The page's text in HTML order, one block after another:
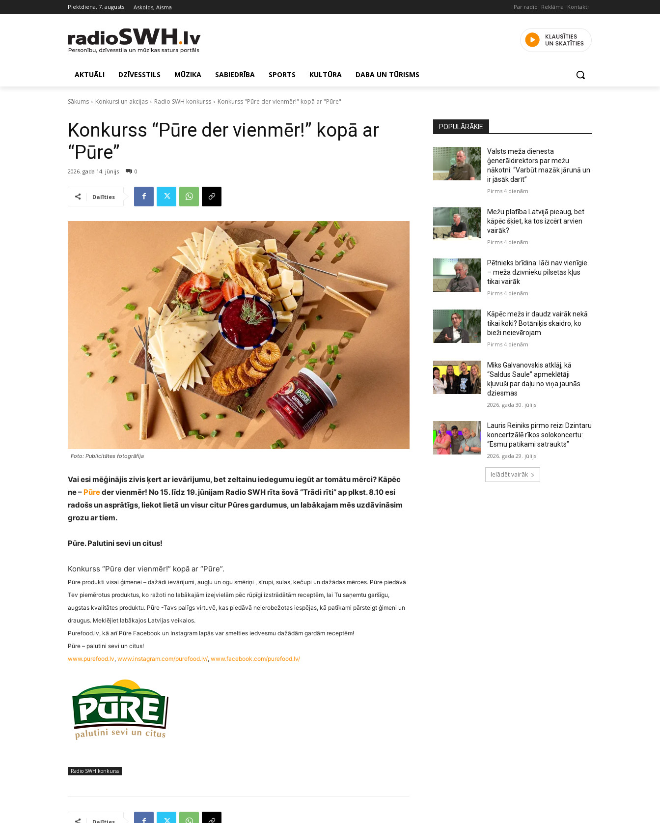
piektdiena, 7. augusts Askolds, Aisma Par radio Reklāma Kontakti
AKTUĀLI DZĪVESSTILS MŪZIKA SABIEDRĪBA SPORTS KULTŪRA DABA UN TŪRISMS
Sākums Konkursi un akcijas Radio SWH konkurss Konkurss "Pūre der vienmēr!" kopā ar "Pūre"
Konkurss “Pūre der vienmēr!” kopā ar
“Pūre”
2026. gada 14. jūnijs 0
Dalīties
Foto: Publicitātes fotogrāfija
Vai esi mēģinājis zivis ķert ar ievārījumu, bet zeltainu iedegumu iegūt ar tomātu mērci? Kāpēc
ne – Pūreder vienmēr! No 15. līdz 19. jūnijam Radio SWH rīta šovā “Trādi rīti” ap plkst. 8.10 esi
radošs un asprātīgs, liekot lietā un visur citur Pūres gardumus, un labākajam mēs uzdāvināsim
grozu ar tiem.
Pūre. Palutini sevi un citus!
Konkurss “Pūre der vienmēr!” kopā ar “Pūre”.
Pūre produkti visai ģimenei – dažādi ievārījumi, augļu un ogu smēriņi , sīrupi, sulas, kečupi un dažādas mērces. Pūre piedāvā
Tev piemērotus produktus, ko ražoti no labākajām izejvielām pēc rūpīgi izstrādātām receptēm, lai Tu saņemtu garšīgu,
augstas kvalitātes produktu. Pūre -Tavs palīgs virtuvē, kas piedāvā neierobežotas iespējas, kā patīkami pārsteigt ģimeni un
draugus. Meklējiet labākajos Latvijas veikalos.
Purefood.lv, kā arī Pūre Facebook un Instagram lapās var smelties iedvesmu dažādām gardām receptēm!
Pūre – palutini sevi un citus!
www.purefood.lv, www.instagram.com/purefood.lv/, www.facebook.com/purefood.lv/
Radio SWH konkurss
POPULĀRĀKIE
Valsts meža dienesta
ģenerāldirektors par mežu
nākotni: “Varbūt mazāk jārunā un
ir jāsāk darīt”
Pirms 4 dienām
Mežu platība Latvijā pieaug, bet
kāpēc šķiet, ka tos izcērt arvien
vairāk?
Pirms 4 dienām
Pētnieks brīdina: lāči nav vienīgie
– meža dzīvnieku pilsētās kļūs
tikai vairāk
Pirms 4 dienām
Kāpēc mežs ir daudz vairāk nekā
tikai koki? Botāniķis skaidro, ko
bieži neievērojam
Pirms 4 dienām
Miks Galvanovskis atklāj, kā
“Saldus Saule” apmeklētāji
kļuvuši par daļu no viņa jaunās
dziesmas
2026. gada 30. jūlijs
Lauris Reiniks pirmo reizi Dzintaru
koncertzālē rīkos solokoncertu:
“Esmu patīkami satraukts”
2026. gada 29. jūlijs
Ielādēt vairāk